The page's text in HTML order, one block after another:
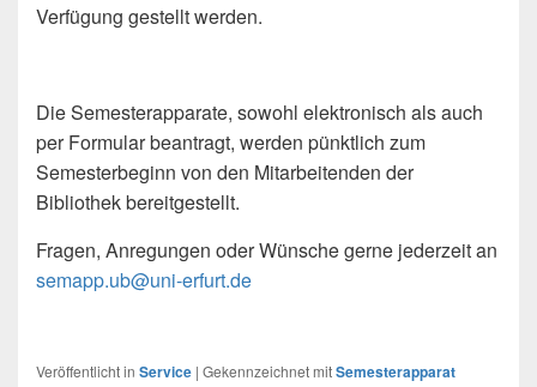
Verfügung gestellt werden.
Die Semesterapparate, sowohl elektronisch als auch
per Formular beantragt, werden pünktlich zum
Semesterbeginn von den Mitarbeitenden der
Bibliothek bereitgestellt.
Fragen, Anregungen oder Wünsche gerne jederzeit an
semapp.ub@uni-erfurt.de
Veröffentlicht in Service | Gekennzeichnet mitSemesterapparat